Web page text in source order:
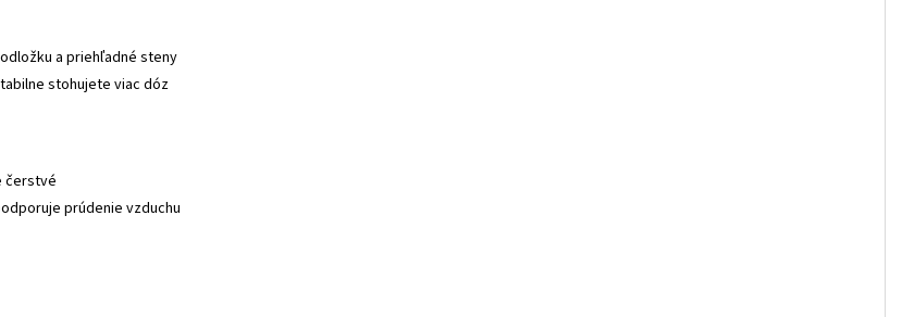
a priehľadné steny
stohujete viac dóz
čerstvé
prúdenie vzduchu